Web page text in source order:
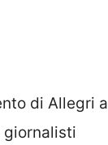
di Allegri a
giornalisti